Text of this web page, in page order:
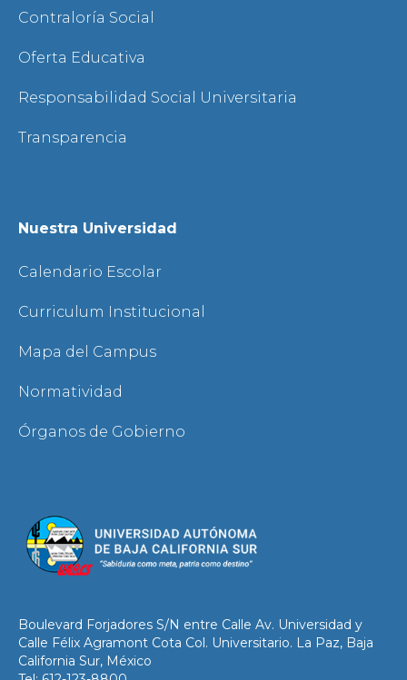
Contraloría Social
Oferta Educativa
Responsabilidad Social Universitaria
Transparencia
Nuestra Universidad
Calendario Escolar
Curriculum Institucional
Mapa del Campus
Normatividad
Órganos de Gobierno
Boulevard Forjadores S/N entre Calle Av. Universidad y
Calle Félix Agramont Cota Col. Universitario. La Paz, Baja
California Sur, México